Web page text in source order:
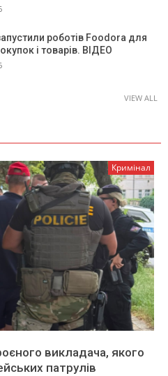
роботів Foodora для
і товарів. ВІДЕО
VIEW ALL
Кримінал
викладача, якого
патрулів